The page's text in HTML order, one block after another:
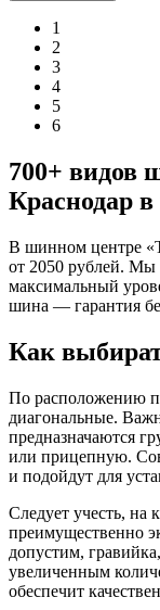
1
2
3
4
5
6
700+ видов
Краснодар
В шинном центре «
от 2050 рублей. Мы
максимальный
шина — гарантия
Как
По расположению
диагональные.
предназначаются
или прицепную.
и подойдут для
Следует учесть, на
преимущественно
допустим,
увеличенным
обеспечит